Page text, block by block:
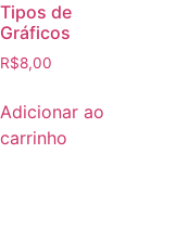
Tipos de
Gráficos
R$8,00
Adicionar ao
carrinho